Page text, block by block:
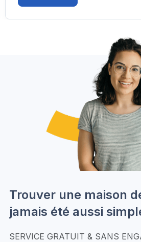
Trouver une maison
jamais été aussi
SERVICE GRATUIT & SANS